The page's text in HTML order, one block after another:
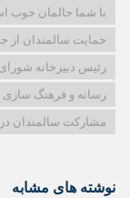
با شما حالمان خوب
حمایت سالمندان از
رئیس دبیرخانه
رسانه و فرهنگ سازی
مشارکت سالمندان در
نوشته های مشابه